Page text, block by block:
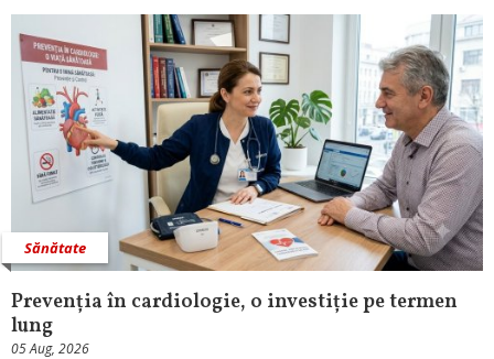
Sănătate
Prevenția în cardiologie, o investiție pe termen
lung
05 Aug, 2026